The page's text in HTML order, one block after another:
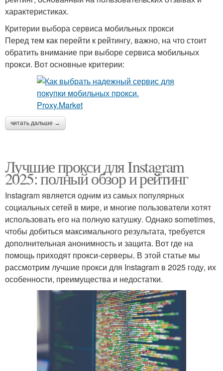
характеристиках.
Критерии выбора сервиса мобильных прокси
Перед тем как перейти к рейтингу, важно, на что стоит
обратить внимание при выборе сервиса мобильных
прокси. Вот основные критерии:
читать дальше →
Лучшие прокси для Instagram
2025: полный обзор и рейтинг
Instagram является одним из самых популярных
социальных сетей в мире, и многие пользователи хотят
использовать его на полную катушку. Однако sometimes,
чтобы добиться максимального результата, требуется
дополнительная анонимность и защита. Вот где на
помощь приходят прокси-серверы. В этой статье мы
рассмотрим лучшие прокси для Instagram в 2025 году, их
особенности, преимущества и недостатки.